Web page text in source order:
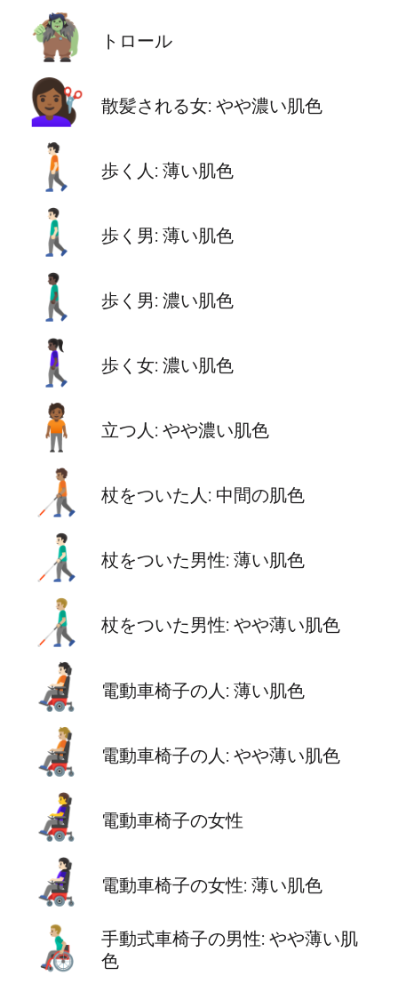
🧌 トロール
💇🏾‍♀️ 散髪される女: やや濃い肌色
🚶🏻 歩く人: 薄い肌色
🚶🏻‍♂️ 歩く男: 薄い肌色
🚶🏿‍♂️ 歩く男: 濃い肌色
🚶🏿‍♀️ 歩く女: 濃い肌色
🧍🏾 立つ人: やや濃い肌色
🧑🏽‍🦯 杖をついた人: 中間の肌色
👨🏻‍🦯 杖をついた男性: 薄い肌色
👨🏼‍🦯 杖をついた男性: やや薄い肌色
🧑🏻‍🦼 電動車椅子の人: 薄い肌色
🧑🏼‍🦼 電動車椅子の人: やや薄い肌色
👩‍🦼 電動車椅子の女性
👩🏻‍🦼 電動車椅子の女性: 薄い肌色
👨🏼‍🦽
手動式車椅子の男性: やや薄い肌
色